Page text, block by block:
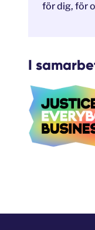
för dig, för
I